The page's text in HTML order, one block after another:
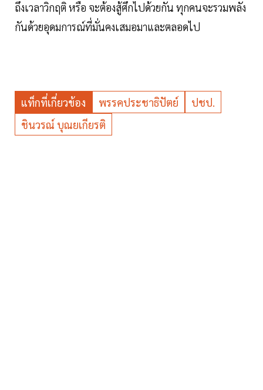
ถึงเวลาวิกฤติ หรือ จะต้องสู้ศึกไปด้วยกัน ทุกคนจะรวมพลัง
กันด้วยอุดมการณ์ที่มั่นคงเสมอมาและตลอดไป
แท็กที่เกี่ยวข้อง พรรคประชาธิปัตย์
ปชป.
ชินวรณ์ บุณยเกียรติ